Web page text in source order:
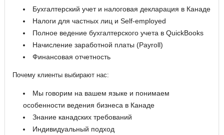
Бухгалтерский учет и налоговая декларация в Канаде
Налоги для частных лиц и Self-employed
Полное ведение бухгалтерского учета в QuickBooks
Начисление заработной платы (Payroll)
Финансовая отчетность
Почему клиенты выбирают нас:
Мы говорим на вашем языке и понимаем
особенности ведения бизнеса в Канаде
Знание канадских требований
Индивидуальный подход